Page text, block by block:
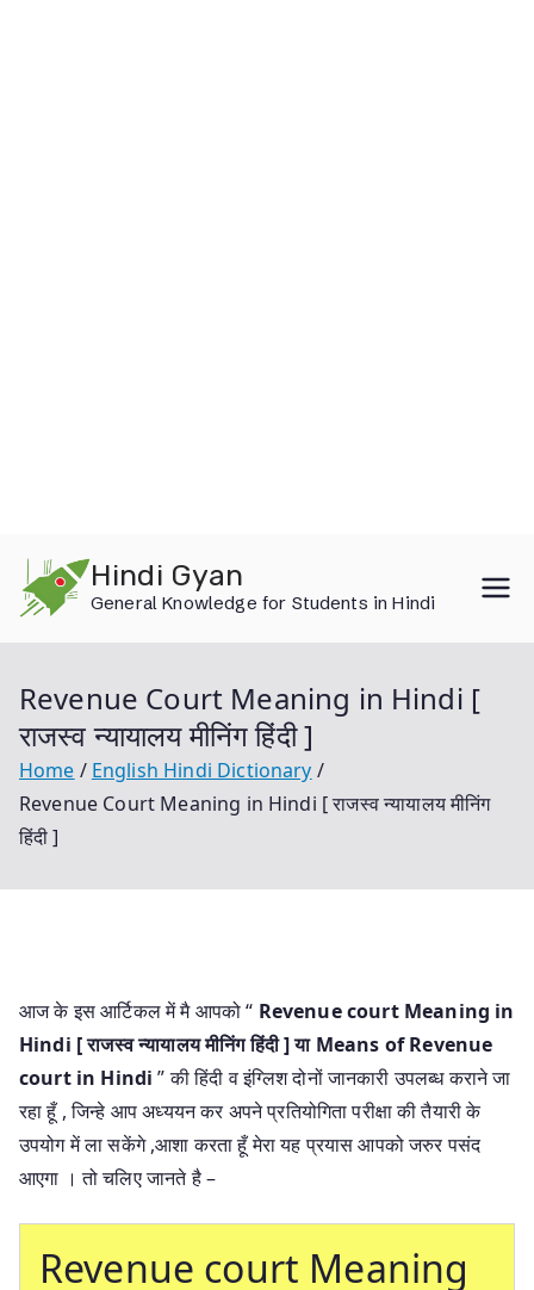
content
Hindi Gyan
General Knowledge for Students in Hindi
Revenue Court Meaning in Hindi [
राजस्व न्यायालय मीनिंग हिंदी ]
Home
English Hindi Dictionary
Revenue Court Meaning in Hindi [ राजस्व न्यायालय मीनिंग
हिंदी ]
आज के इस आर्टिकल में मै आपको “ Revenue court Meaning in
Hindi [ राजस्व न्यायालय मीनिंग हिंदी ] या Means of Revenue
court in Hindi” की हिंदी व इंग्लिश दोनों जानकारी उपलब्ध कराने जा
रहा हूँ , जिन्हे आप अध्ययन कर अपने प्रतियोगिता परीक्षा की तैयारी के
उपयोग में ला सकेंगे ,आशा करता हूँ मेरा यह प्रयास आपको जरुर पसंद
आएगा । तो चलिए जानते है –
Revenue court Meaning